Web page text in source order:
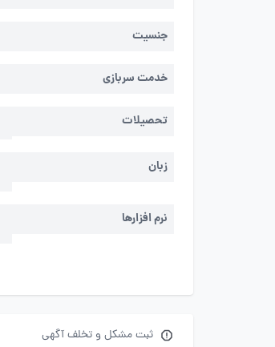
جنسیت
خدمت سربازی
تحصیلات
زبان
نرم افزارها
ثبت مشکل و تخلف آگهی